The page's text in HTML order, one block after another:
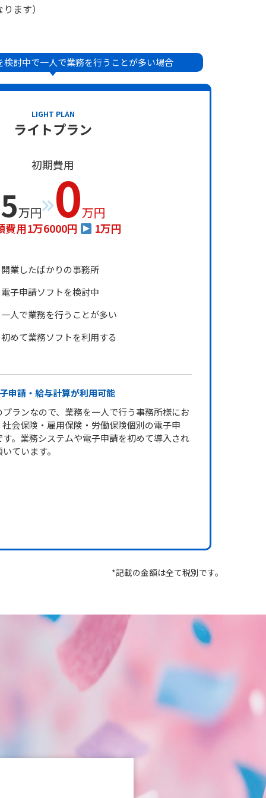
ます）
検討中で一人で業務を行うことが多い場合
LIGHT PLAN
ライトプラン
初期費用
5万円 0万円
費用1万6000円 1万円
開業したばかりの事務所
電子申請ソフトを検討中
一人で業務を行うことが多い
初めて業務ソフトを利用する
申請・給与計算が利用可能
ランなので、業務を一人で行う事務所様にお
会保険・雇用保険・労働保険個別の電子申
。業務システムや電子申請を初めて導入され
ています。
*記載の金額は全て税別です。